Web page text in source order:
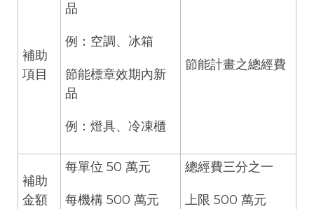
補助
項目
品
例：空調、冰箱
節能標章效期內新
品
例：燈具、冷凍櫃
節能計畫之總經費
補助
金額
每單位 50 萬元
每機構 500 萬元
總經費三分之一
上限 500 萬元